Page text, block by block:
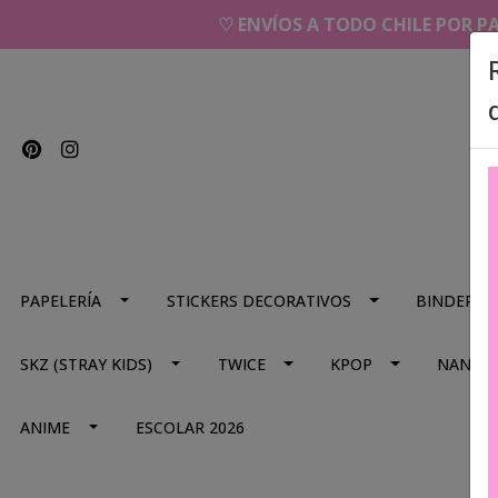
♡ ENVÍOS A TODO CHILE POR
PAPELERÍA STICKERS DECORATIVOS BINDERS
SKZ (STRAY KIDS) TWICE KPOP NANA
ANIME ESCOLAR 2026